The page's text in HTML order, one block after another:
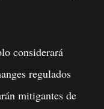
considerará
regulados
mitigantes de